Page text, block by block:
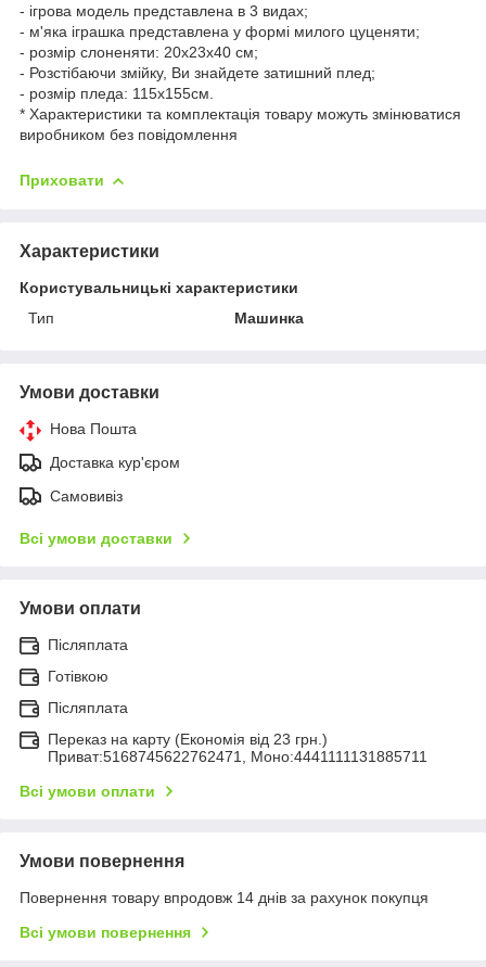
- ігрова модель представлена в 3 видах;
- м'яка іграшка представлена у формі милого цуценяти;
- розмір слоненяти: 20х23х40 см;
- Розстібаючи змійку, Ви знайдете затишний плед;
- розмір пледа: 115х155см.
* Характеристики та комплектація товару можуть змінюватися
виробником без повідомлення
Приховати
Характеристики
Користувальницькі характеристики
Тип
Машинка
Умови доставки
Нова Пошта
Доставка кур'єром
Самовивіз
Всі умови доставки
Умови оплати
Післяплата
Готівкою
Післяплата
Переказ на карту (Економія від 23 грн.)
Приват:5168745622762471, Моно:4441111131885711
Всі умови оплати
Умови повернення
Повернення товару впродовж 14 днів за рахунок покупця
Всі умови повернення